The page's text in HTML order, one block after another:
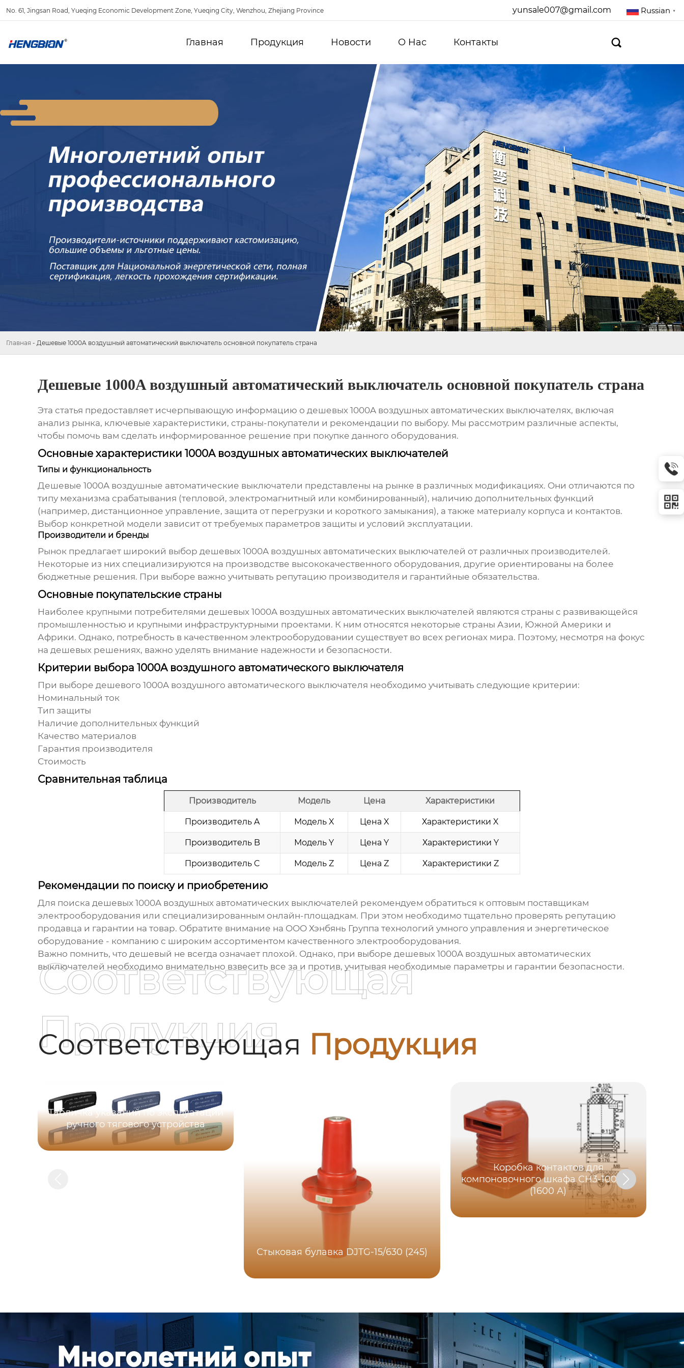
No. 61, Jingsan Road, Yueqing Economic Development Zone, Yueqing City, Wenzhou, Zhejiang Province yunsale007@gmail.com Russian ▼
Главная Продукция Новости О Hас Контакты 
Главная - Дешевые 1000A воздушный автоматический выключатель основной покупатель страна
Дешевые 1000A воздушный автоматический выключатель основной покупатель страна
Эта статья предоставляет исчерпывающую информацию о дешевых 1000A воздушных автоматических выключателях, включая
анализ рынка, ключевые характеристики, страны-покупатели и рекомендации по выбору. Мы рассмотрим различные аспекты,
чтобы помочь вам сделать информированное решение при покупке данного оборудования.
Основные характеристики 1000A воздушных автоматических выключателей
Типы и функциональность
Дешевые 1000A воздушные автоматические выключатели представлены на рынке в различных модификациях. Они отличаются по
типу механизма срабатывания (тепловой, электромагнитный или комбинированный), наличию дополнительных функций
(например, дистанционное управление, защита от перегрузки и короткого замыкания), а также материалу корпуса и контактов.
Выбор конкретной модели зависит от требуемых параметров защиты и условий эксплуатации.
Производители и бренды
Рынок предлагает широкий выбор дешевых 1000A воздушных автоматических выключателей от различных производителей.
Некоторые из них специализируются на производстве высококачественного оборудования, другие ориентированы на более
бюджетные решения. При выборе важно учитывать репутацию производителя и гарантийные обязательства.
Основные покупательские страны
Наиболее крупными потребителями дешевых 1000A воздушных автоматических выключателей являются страны с развивающейся
промышленностью и крупными инфраструктурными проектами. К ним относятся некоторые страны Азии, Южной Америки и
Африки. Однако, потребность в качественном электрооборудовании существует во всех регионах мира. Поэтому, несмотря на фокус
на дешевых решениях, важно уделять внимание надежности и безопасности.
Критерии выбора 1000A воздушного автоматического выключателя
При выборе дешевого 1000A воздушного автоматического выключателя необходимо учитывать следующие критерии:
Номинальный ток
Тип защиты
Наличие дополнительных функций
Качество материалов
Гарантия производителя
Стоимость
Сравнительная таблица
Производитель Модель Цена Характеристики
Производитель A Модель X Цена X Характеристики X
Производитель B Модель Y Цена Y Характеристики Y
Производитель C Модель Z Цена Z Характеристики Z
Рекомендации по поиску и приобретению
Для поиска дешевых 1000A воздушных автоматических выключателей рекомендуем обратиться к оптовым поставщикам
электрооборудования или специализированным онлайн-площадкам. При этом необходимо тщательно проверять репутацию
продавца и гарантии на товар. Обратите внимание на ООО Хэнбянь Группа технологий умного управления и энергетическое
оборудование - компанию с широким ассортиментом качественного электрооборудования.
Важно помнить, что дешевый не всегда означает плохой. Однако, при выборе дешевых 1000A воздушных автоматических
выключателей необходимо внимательно взвесить все за и против, учитывая необходимые параметры и гарантии безопасности.
Соответствующая Продукция
Соответствующая
Продукция
Табличка указаний по эксплуатации
ручного тягового устройства
Стыковая булавка DJTG-15/630 (245)
Коробка контактов для
компоновочного шкафа CH3-100/190
(1600 А)